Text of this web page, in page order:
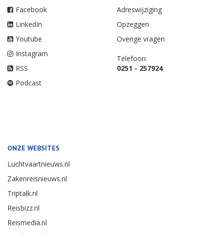
Facebook
LinkedIn
Youtube
Instagram
RSS
Podcast
Adreswijziging
Opzeggen
Overige vragen
Telefoon:
0251 - 257924
ONZE WEBSITES
Luchtvaartnieuws.nl
Zakenreisnieuws.nl
Triptalk.nl
Reisbizz.nl
Reismedia.nl